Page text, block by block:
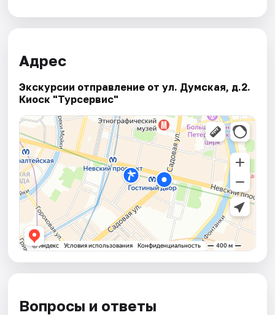
Адрес
Экскурсии отправление от ул. Думская, д.2.
Киоск "Турсервис"
Вопросы и ответы